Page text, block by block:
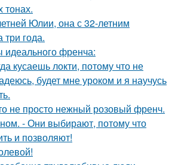
тонах.
Юлии, она с 32-летним
года.
идеального френча:
кусаешь локти, потому что не
будет мне уроком и я научусь
не просто нежный розовый френч.
- Они выбирают, потому что
и позволяют!